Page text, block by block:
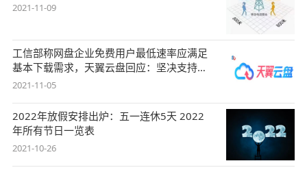
2021-11-09
工信部称网盘企业免费用户最低速率应满足
基本下载需求，天翼云盘回应：坚决支持，
始终
2021-11-05
2022年放假安排出炉：五一连休5天 2022
年所有节日一览表
2021-10-26